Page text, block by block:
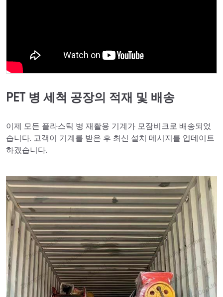
PET 병 세척 공장의 적재 및 배송
이제 모든 플라스틱 병 재활용 기계가 모잠비크로 배송되었
습니다. 고객이 기계를 받은 후 최신 설치 메시지를 업데이트
하겠습니다.